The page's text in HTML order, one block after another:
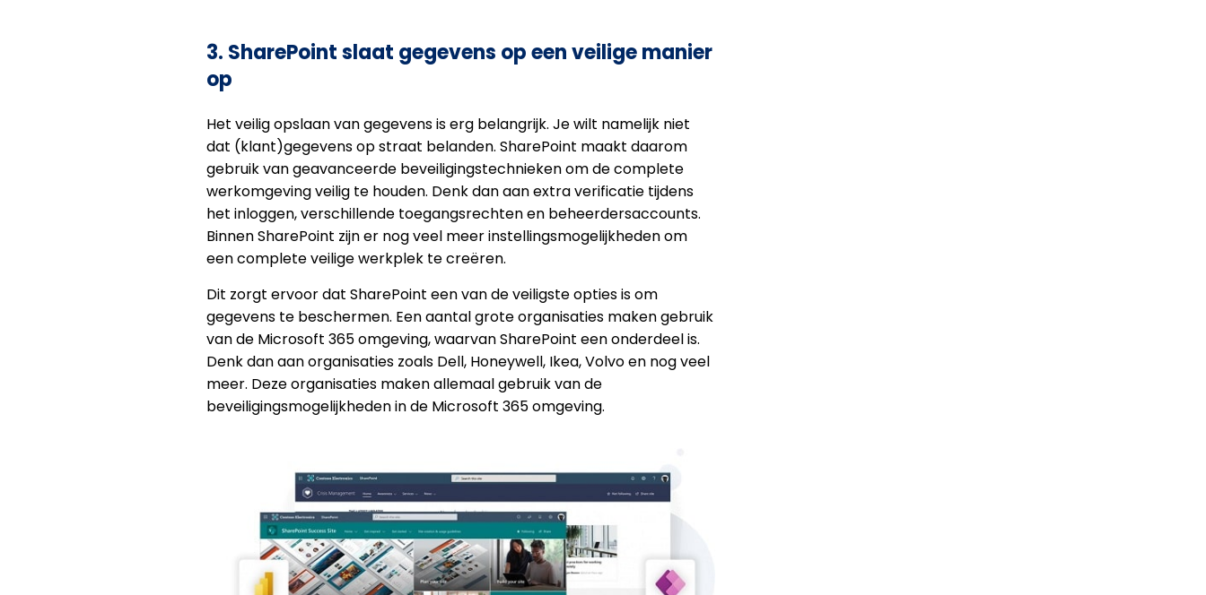
3. SharePoint slaat gegevens op een veilige manier
op
Het veilig opslaan van gegevens is erg belangrijk. Je wilt namelijk niet
dat (klant)gegevens op straat belanden. SharePoint maakt daarom
gebruik van geavanceerde beveiligingstechnieken om de complete
werkomgeving veilig te houden. Denk dan aan extra verificatie tijdens
het inloggen, verschillende toegangsrechten en beheerdersaccounts.
Binnen SharePoint zijn er nog veel meer instellingsmogelijkheden om
een complete veilige werkplek te creëren.
Dit zorgt ervoor dat SharePoint een van de veiligste opties is om
gegevens te beschermen. Een aantal grote organisaties maken gebruik
van de Microsoft 365 omgeving, waarvan SharePoint een onderdeel is.
Denk dan aan organisaties zoals Dell, Honeywell, Ikea, Volvo en nog veel
meer. Deze organisaties maken allemaal gebruik van de
beveiligingsmogelijkheden in de Microsoft 365 omgeving.